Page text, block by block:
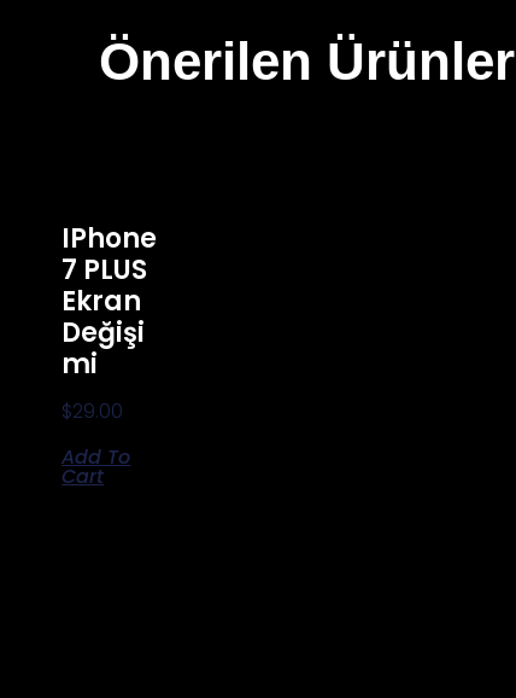
Önerilen Ürünler
IPhone
7 PLUS
Ekran
Değişi
Mi
$29.00
Add To
Cart